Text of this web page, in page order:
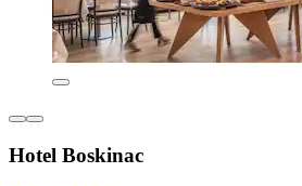
Hotel Boskinac